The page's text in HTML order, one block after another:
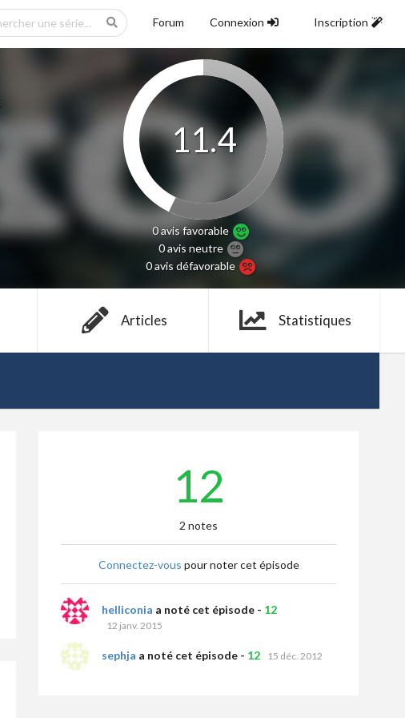
Forum Connexion Inscription
11.4
0 avisfavorable
0 avis neutre
0 avisdéfavorable
Articles Statistiques
12
2 notes
Connectez-vous pour noter cet épisode
helliconia a noté cet épisode - 12
12 janv. 2015
sephja a noté cet épisode - 12 15 déc. 2012